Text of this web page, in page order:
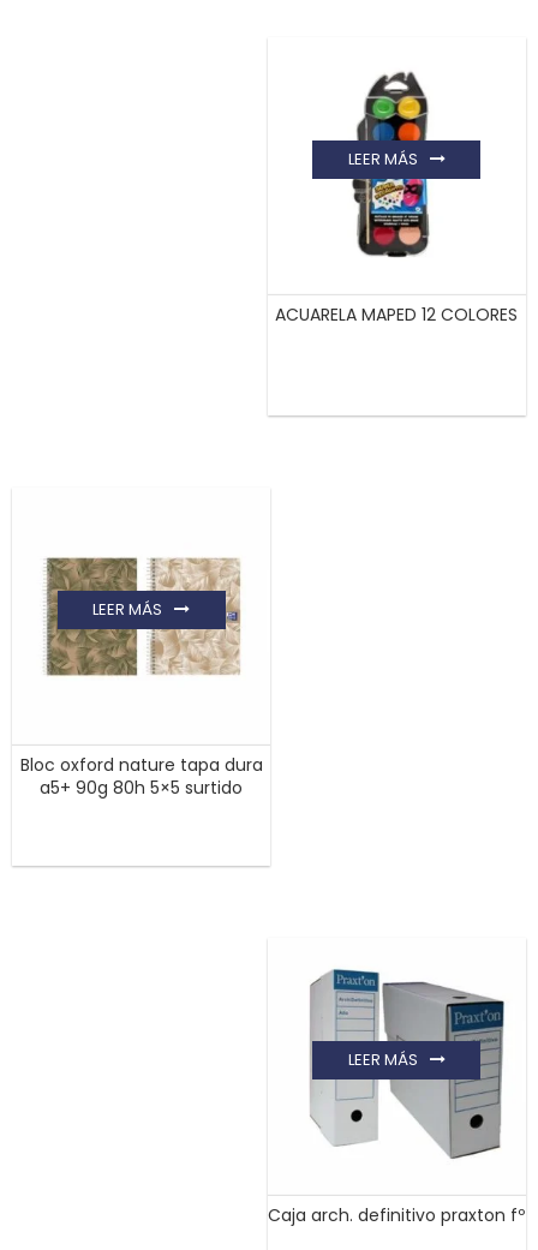
ACUARELA MAPED 12 COLORES
LEER MÁS
Bloc oxford nature tapa dura
a5+ 90g 80h 5×5 surtido
LEER MÁS
Caja arch. definitivo praxton fº
LEER MÁS